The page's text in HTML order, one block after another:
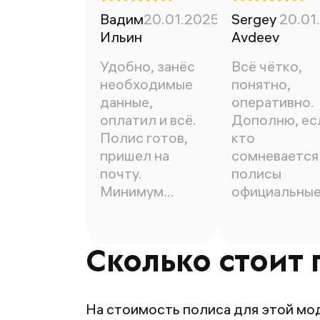
Вадим
Ильин
20.01.2025
Удобно, занёс
необходимые
данные,
оплатил и всё.
Полис готов,
пришел на
почту.
Минимум
Sergey
Avdeev
Всё чётко,
понятно,
оперативно.
Дополню,
кто
полисы
официальные
Сколько
На стоимость полиса для этой